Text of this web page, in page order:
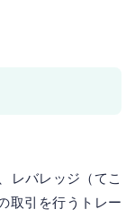
レバレッジ（てこ
取引を行うトレー